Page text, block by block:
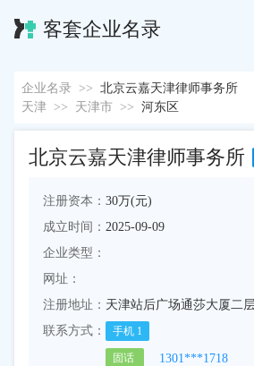
客套企业名录
企业名录 >> 北京云嘉天津律师事务所
天津 >> 天津市 >> 河东区
北京云嘉天津律师事务所
注册资本： 30万(元)
成立时间： 2025-09-09
企业类型：
网址：
注册地址： 天津站后广场通莎大厦二
联系方式：
手机 1
固话
1301***1718